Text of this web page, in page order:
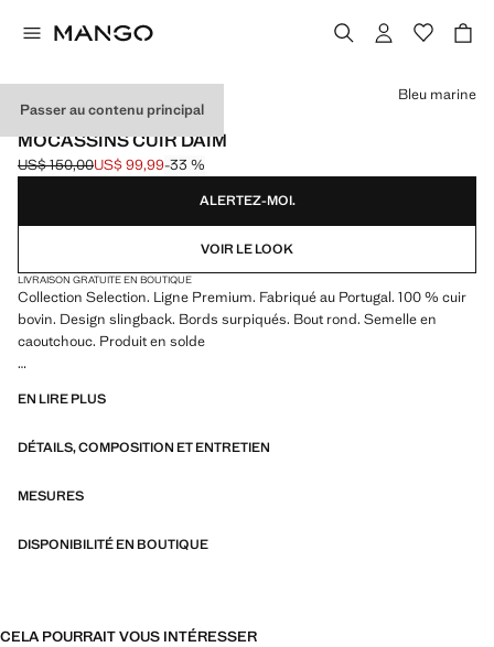
Passer au contenu principal
SELECTION / CUIR
MOCASSINS CUIR DAIM
Prix initial barré [US$ 150,00 ]
US$ 150,00
Prix actuel [US$ 99,99 ]
US$ 99,99-33 %
Choisissez une couleur
Bleu marine
ALERTEZ-MOI.
VOIR LE LOOK
LIVRAISON GRATUITE EN BOUTIQUE
Collection Selection. Ligne Premium. Fabriqué au Portugal. 100 % cuir
bovin. Design slingback. Bords surpiqués. Bout rond. Semelle en
caoutchouc. Produit en solde
minimalistes et aux détails soigneusement conçus. Fabriquée à partir
élégante
EN LIRE PLUS
DÉTAILS, COMPOSITION ET ENTRETIEN
MESURES
DISPONIBILITÉ EN BOUTIQUE
CELA POURRAIT VOUS INTÉRESSER